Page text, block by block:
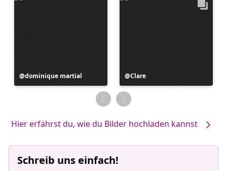
Beitrag
veröffentlicht
dominique martial
Beitrag
veröffentlicht
von
Clare
Hier erfährst du, wie du Bilder hochladen kannst
Schreib uns einfach!